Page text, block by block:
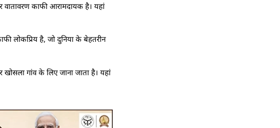
वातावरण काफी आरामदायक है। यहां
लोकप्रिय है, जो दुनिया के बेहतरीन
खोसला गांव के लिए जाना जाता है। यहां